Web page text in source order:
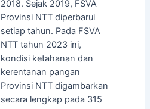
2018. Sejak 2019, FSVA
Provinsi NTT diperbarui
setiap tahun. Pada FSVA
NTT tahun 2023 ini,
kondisi ketahanan dan
kerentanan pangan
Provinsi NTT digambarkan
secara lengkap pada 315